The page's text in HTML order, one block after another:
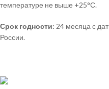
температуре не выше +25°С.
Срок годности: 24 месяца с
России.